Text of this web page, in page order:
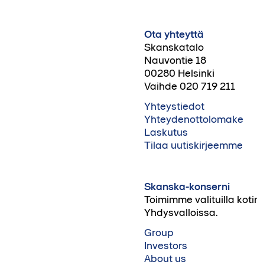
Ota yhteyttä
Skanskatalo
Nauvontie 18
00280 Helsinki
Vaihde 020 719 211
Yhteystiedot
Yhteydenottolomake
Laskutus
Tilaa uutiskirjeemme
Skanska-konserni
Toimimme valituilla
Yhdysvalloissa.
Group
Investors
About us